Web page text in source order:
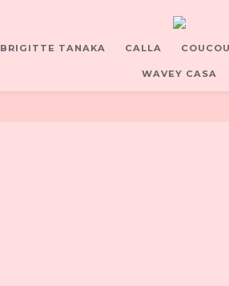
BRIGITTE TANAKA CALLA
WAVEY CASA